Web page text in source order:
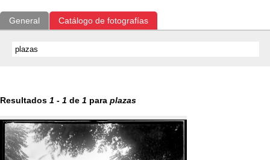
General Catálogo de fotografías
Resultados 1 - 1 de 1 para plazas